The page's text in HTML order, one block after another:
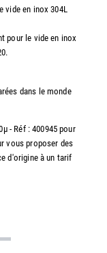
en inox 304L
pour le vide en inox
dans le monde
- Réf : 400945 pour
vous proposer des
d'origine à un tarif